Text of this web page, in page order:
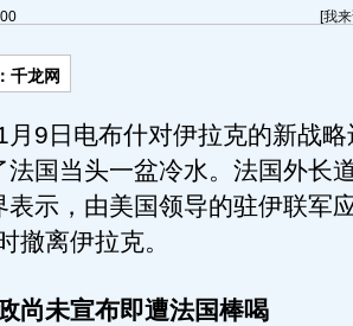
[我
千龙网
日电布什对伊拉克的新战略
法国当头一盆冷水。法国外长
表示，由美国领导的驻伊联军
撤离伊拉克。
尚未宣布即遭法国棒喝